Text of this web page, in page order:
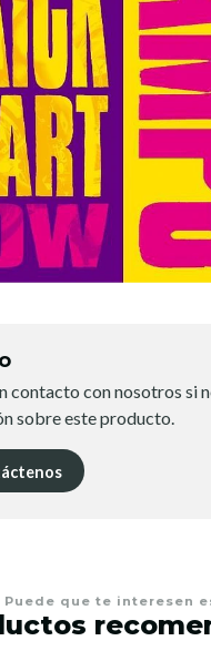
contacto con nosotros si
sobre este producto.
Puede que te interesen